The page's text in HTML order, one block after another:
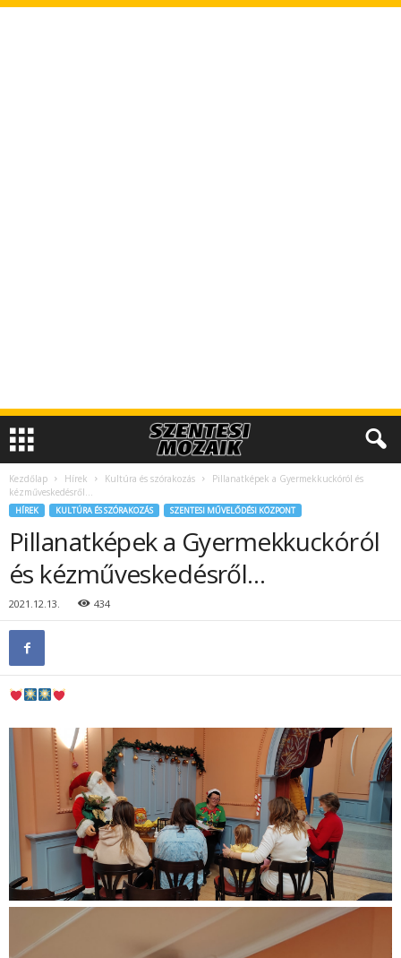
Kezdőlap Hírek Kultúra és szórakozás
Pillanatképek a Gyermekkuckóról és
kézműveskedésről…
HÍREK KULTÚRA ÉS SZÓRAKOZÁS SZENTESI MŰVELŐDÉSI KÖZPONT
Pillanatképek a Gyermekkuckóról
és kézműveskedésről…
2021.12.13. 434